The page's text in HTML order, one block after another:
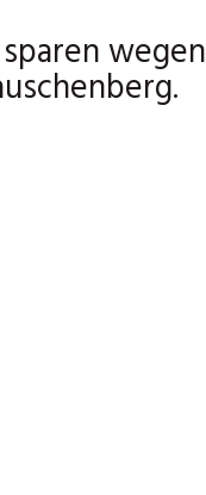
wegen